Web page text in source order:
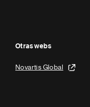
Otras webs
Novartis Global